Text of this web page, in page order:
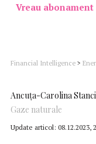
Vreau abonament
Financial Intelligence >
Ministerului Energiei
cunoștința opiniei publice
Ancuţa-Carolina
Gaze naturale
Update articol: 08.12.2023,